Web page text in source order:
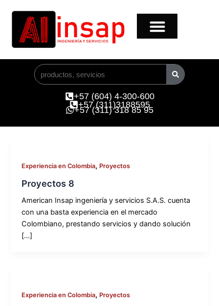
contenido
Buscar
+57 (604) 4-300-600
+57 (311)3188595
+57 (311) 318 85 95
Experiencia en Colombia, Proyectos
Proyectos 8
American Insap ingeniería y servicios S.A.S. cuenta
con una basta experiencia en el mercado
Colombiano, prestando servicios y dando solución
[…]
Experiencia en Colombia, Proyectos